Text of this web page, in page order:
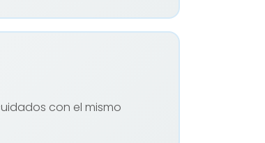
con el mismo